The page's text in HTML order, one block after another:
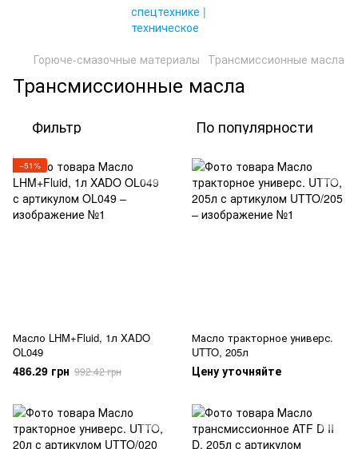
Горюче-смазочные материалы Трансмиссионные масла
Трансмиссионные масла
Фильтр По популярности
−51%
Масло LHM+Fluid, 1л XADO
OL049
486.29 грн 992.42 грн
Масло тракторное универс.
UTTO, 205л
Цену уточняйте